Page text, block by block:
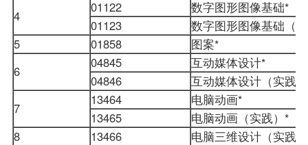
4
01122
数字图形图像基础*
01123
数字图形图像基础（
5
01858
图案*
6
04845
互动媒体设计*
04846
互动媒体设计（实践
7
13464
电脑动画*
13465
电脑动画（实践）*
8
13466
电脑三维设计（实践